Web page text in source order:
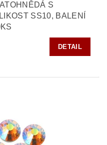
S
SS10, BALENÍ
DETAIL